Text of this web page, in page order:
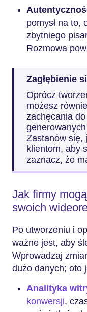
pomysł na to,
zbytniego
Rozmowa
Zagłębienie
Oprócz
możesz
zachęcania
Zastanów się,
klientom, aby
zaznacz, że
Jak firmy
swoich
Po utworzeniu i
ważne jest, aby
Wprowadzaj
dużo danych; oto
Analityka
konwersji,